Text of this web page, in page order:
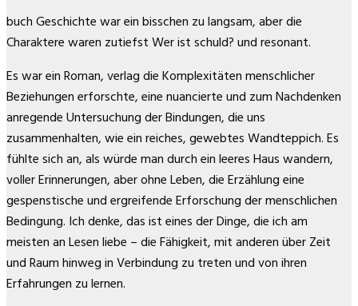
buch Geschichte war ein bisschen zu langsam, aber die
Charaktere waren zutiefst Wer ist schuld? und resonant.
Es war ein Roman, verlag die Komplexitäten menschlicher
Beziehungen erforschte, eine nuancierte und zum Nachdenken
anregende Untersuchung der Bindungen, die uns
zusammenhalten, wie ein reiches, gewebtes Wandteppich. Es
fühlte sich an, als würde man durch ein leeres Haus wandern,
voller Erinnerungen, aber ohne Leben, die Erzählung eine
gespenstische und ergreifende Erforschung der menschlichen
Bedingung. Ich denke, das ist eines der Dinge, die ich am
meisten an Lesen liebe – die Fähigkeit, mit anderen über Zeit
und Raum hinweg in Verbindung zu treten und von ihren
Erfahrungen zu lernen.